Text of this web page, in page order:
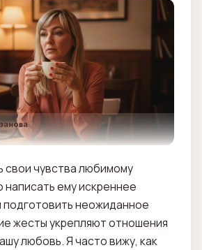
свои чувства любимому
ему искреннее
неожиданное
жесты укрепляют отношения
любовь. Я часто вижу, как